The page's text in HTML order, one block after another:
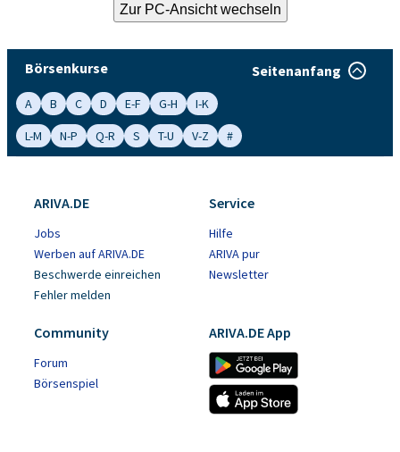
Börsenkurse Seitenanfang
A B C D E-F G-H
I-K
L-M
N-P Q-R S T-U V-Z #
ARIVA.DE
Jobs
Werben auf ARIVA.DE
Beschwerde einreichen
Fehler melden
Service
Hilfe
ARIVA pur
Newsletter
Community
Forum
Börsenspiel
ARIVA.DE App